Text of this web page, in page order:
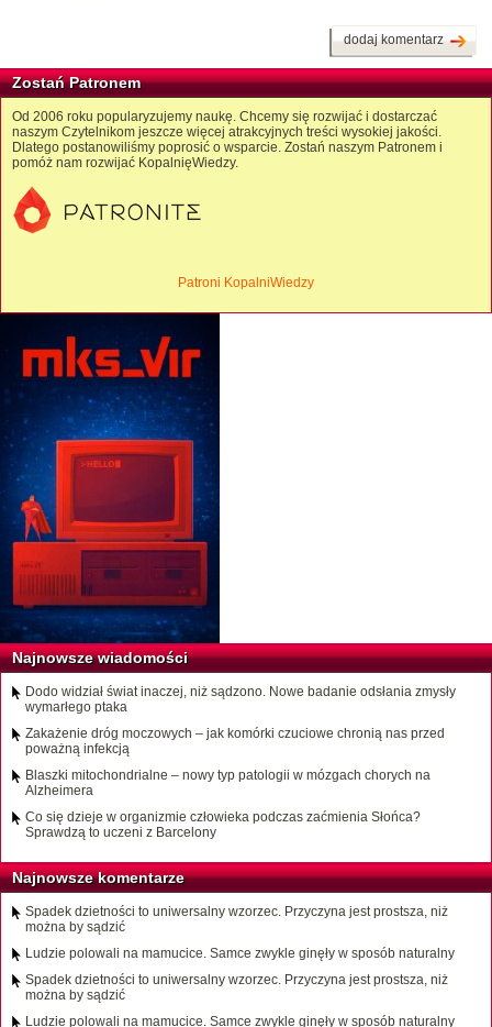
dodaj komentarz
Zostań Patronem
Od 2006 roku popularyzujemy naukę. Chcemy się rozwijać i dostarczać
naszym Czytelnikom jeszcze więcej atrakcyjnych treści wysokiej jakości.
Dlatego postanowiliśmy poprosić o wsparcie. Zostań naszym Patronem i
pomóż nam rozwijać KopalnięWiedzy.
Patroni KopalniWiedzy
Najnowsze wiadomości
Dodo widział świat inaczej, niż sądzono. Nowe badanie odsłania zmysły
wymarłego ptaka
Zakażenie dróg moczowych – jak komórki czuciowe chronią nas przed
poważną infekcją
Blaszki mitochondrialne – nowy typ patologii w mózgach chorych na
Alzheimera
Co się dzieje w organizmie człowieka podczas zaćmienia Słońca?
Sprawdzą to uczeni z Barcelony
Najnowsze komentarze
Spadek dzietności to uniwersalny wzorzec. Przyczyna jest prostsza, niż
można by sądzić
Ludzie polowali na mamucice. Samce zwykle ginęły w sposób naturalny
Spadek dzietności to uniwersalny wzorzec. Przyczyna jest prostsza, niż
można by sądzić
Ludzie polowali na mamucice. Samce zwykle ginęły w sposób naturalny